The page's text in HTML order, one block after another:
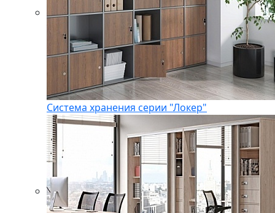
Система хранения серии "Локер"